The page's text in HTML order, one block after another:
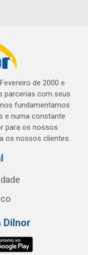
de 2000 e
parcerias com seus
fundamentamos
e numa constante
para os nossos
os nossos clientes.
Dilnor